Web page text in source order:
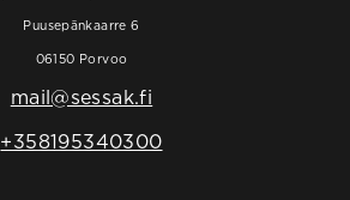
Puusepänkaarre 6
06150 Porvoo
mail@sessak.fi
+358195340300